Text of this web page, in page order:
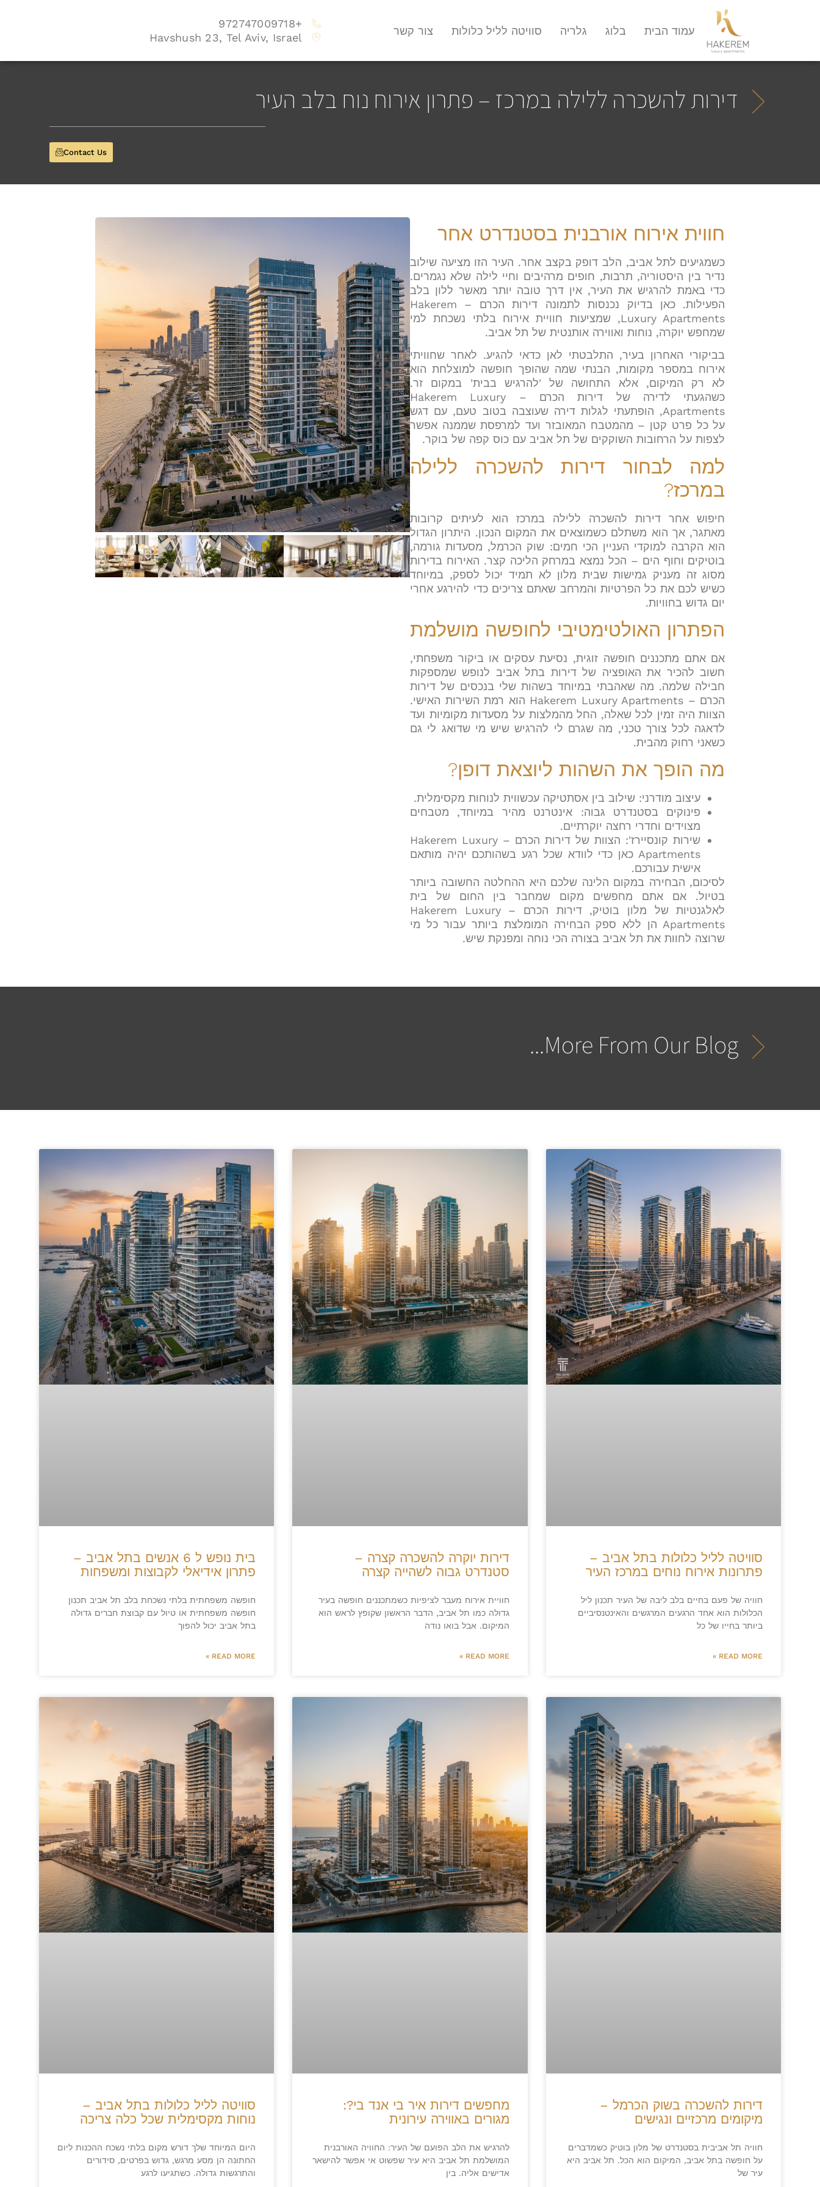
עמוד הבית בלוג גלריה סוויטה לליל כלולות צור קשר
+972747009718
Havshush 23, Tel Aviv, Israel
דירות להשכרה ללילה במרכז – פתרון אירוח נוח בלב העיר
Contact Us
חווית אירוח אורבנית בסטנדרט אחר
כשמגיעים לתל אביב, הלב דופק בקצב אחר. העיר הזו מציעה שילוב
נדיר בין היסטוריה, תרבות, חופים מרהיבים וחיי לילה שלא נגמרים.
כדי באמת להרגיש את העיר, אין דרך טובה יותר מאשר ללון בלב
הפעילות. כאן בדיוק נכנסות לתמונה דירות הכרם – Hakerem
Luxury Apartments, שמציעות חוויית אירוח בלתי נשכחת למי
שמחפש יוקרה, נוחות ואווירה אותנטית של תל אביב.
בביקורי האחרון בעיר, התלבטתי לאן כדאי להגיע. לאחר שחוויתי
אירוח במספר מקומות, הבנתי שמה שהופך חופשה למוצלחת הוא
לא רק המיקום, אלא התחושה של 'להרגיש בבית' במקום זר.
כשהגעתי לדירה של דירות הכרם – Hakerem Luxury
Apartments, הופתעתי לגלות דירה שעוצבה בטוב טעם, עם דגש
על כל פרט קטן – מהמטבח המאובזר ועד למרפסת שממנה אפשר
לצפות על הרחובות השוקקים של תל אביב עם כוס קפה של בוקר.
למה לבחור דירות להשכרה ללילה
במרכז?
חיפוש אחר דירות להשכרה ללילה במרכז הוא לעיתים קרובות
מאתגר, אך הוא משתלם כשמוצאים את המקום הנכון. היתרון הגדול
הוא הקרבה למוקדי העניין הכי חמים: שוק הכרמל, מסעדות גורמה,
בוטיקים וחוף הים – הכל נמצא במרחק הליכה קצר. האירוח בדירות
מסוג זה מעניק גמישות שבית מלון לא תמיד יכול לספק, במיוחד
כשיש לכם את כל הפרטיות והמרחב שאתם צריכים כדי להירגע אחרי
יום גדוש בחוויות.
הפתרון האולטימטיבי לחופשה מושלמת
אם אתם מתכננים חופשה זוגית, נסיעת עסקים או ביקור משפחתי,
חשוב להכיר את האופציה של דירות בתל אביב לנופש שמספקות
חבילה שלמה. מה שאהבתי במיוחד בשהות שלי בנכסים של דירות
הכרם – Hakerem Luxury Apartments הוא רמת השירות האישי.
הצוות היה זמין לכל שאלה, החל מהמלצות על מסעדות מקומיות ועד
לדאגה לכל צורך טכני, מה שגרם לי להרגיש שיש מי שדואג לי גם
כשאני רחוק מהבית.
מה הופך את השהות ליוצאת דופן?
עיצוב מודרני: שילוב בין אסתטיקה עכשווית לנוחות מקסימלית.
פינוקים בסטנדרט גבוה: אינטרנט מהיר במיוחד, מטבחים
מצוידים וחדרי רחצה יוקרתיים.
שירות קונסיירז': הצוות של דירות הכרם – Hakerem Luxury
Apartments כאן כדי לוודא שכל רגע בשהותכם יהיה מותאם
אישית עבורכם.
לסיכום, הבחירה במקום הלינה שלכם היא ההחלטה החשובה ביותר
בטיול. אם אתם מחפשים מקום שמחבר בין החום של בית
לאלגנטיות של מלון בוטיק, דירות הכרם – Hakerem Luxury
Apartments הן ללא ספק הבחירה המומלצת ביותר עבור כל מי
שרוצה לחוות את תל אביב בצורה הכי נוחה ומפנקת שיש.
More From Our Blog...
סוויטה לליל כלולות בתל אביב –
פתרונות אירוח נוחים במרכז העיר
חוויה של פעם בחיים בלב ליבה של העיר תכנון ליל
הכלולות הוא אחד הרגעים המרגשים והאינטנסיביים
ביותר בחייו של כל
READ MORE »
דירות יוקרה להשכרה קצרה –
סטנדרט גבוה לשהייה קצרה
חוויית אירוח מעבר לציפיות כשמתכננים חופשה בעיר
גדולה כמו תל אביב, הדבר הראשון שקופץ לראש הוא
המיקום. אבל בואו נודה
READ MORE »
בית נופש ל 6 אנשים בתל אביב –
פתרון אידיאלי לקבוצות ומשפחות
חופשה משפחתית בלתי נשכחת בלב תל אביב תכנון
חופשה משפחתית או טיול עם קבוצת חברים גדולה
בתל אביב יכול להפוך
READ MORE »
דירות להשכרה בשוק הכרמל –
מיקומים מרכזיים ונגישים
חוויה תל אביבית בסטנדרט של מלון בוטיק כשמדברים
על חופשה בתל אביב, המיקום הוא הכל. תל אביב היא
עיר של
מחפשים דירות איר בי אנד בי?:
מגורים באווירה עירונית
להרגיש את הלב הפועם של העיר: החוויה האורבנית
המושלמת תל אביב היא עיר שפשוט אי אפשר להישאר
אדישים אליה. בין
סוויטה לליל כלולות בתל אביב –
נוחות מקסימלית שכל כלה צריכה
היום המיוחד שלך דורש מקום בלתי נשכח ההכנות ליום
החתונה הן מסע מרגש, גדוש בפרטים, סידורים
והתרגשות גדולה. כשתגיעו לרגע